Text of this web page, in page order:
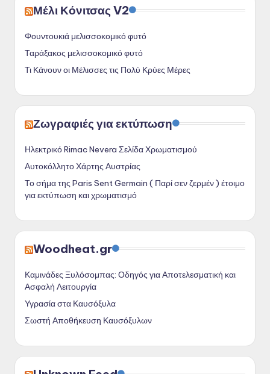
Μέλι Κόνιτσας V2
Φουντουκιά μελισσοκομικό φυτό
Ταράξακος μελισσοκομικό φυτό
Τι Κάνουν οι Μέλισσες τις Πολύ Κρύες Μέρες
Ζωγραφιές για εκτύπωση
Ηλεκτρικό Rimac Nevera Σελίδα Χρωματισμού
Αυτοκόλλητο Χάρτης Αυστρίας
Το σήμα της Paris Sent Germain ( Παρί σεν ζερμέν ) έτοιμο
για εκτύπωση και χρωματισμό
Woodheat.gr
Καμινάδες Ξυλόσομπας: Οδηγός για Αποτελεσματική και
Ασφαλή Λειτουργία
Υγρασία στα Καυσόξυλα
Σωστή Αποθήκευση Καυσόξυλων